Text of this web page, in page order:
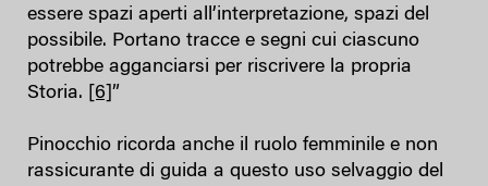
essere spazi aperti all’interpretazione, spazi del
possibile. Portano tracce e segni cui ciascuno
potrebbe agganciarsi per riscrivere la propria
Storia.
[6] ”
Pinocchio ricorda anche il ruolo femminile e non
rassicurante di guida a questo uso selvaggio del